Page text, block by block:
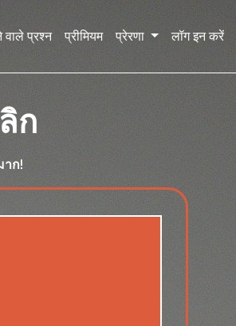
प्रश्न प्रीमियम प्रेरणा लॉग इन करें
ก
ก!